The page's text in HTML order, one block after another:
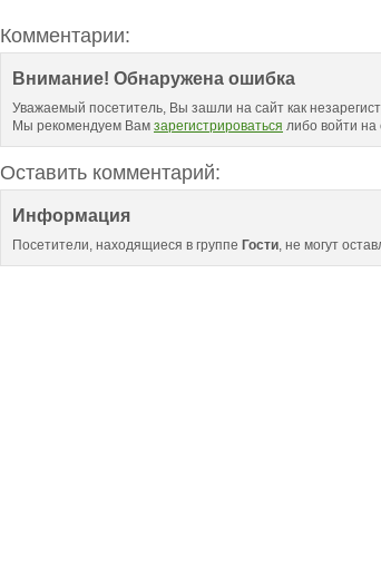
Комментарии:
Внимание! Обнаружена ошибка
Уважаемый посетитель, Вы зашли на сайт как
Мы рекомендуем Вам зарегистрироваться либо войти
Оставить комментарий:
Информация
Посетители, находящиеся в группе Гости, не могут